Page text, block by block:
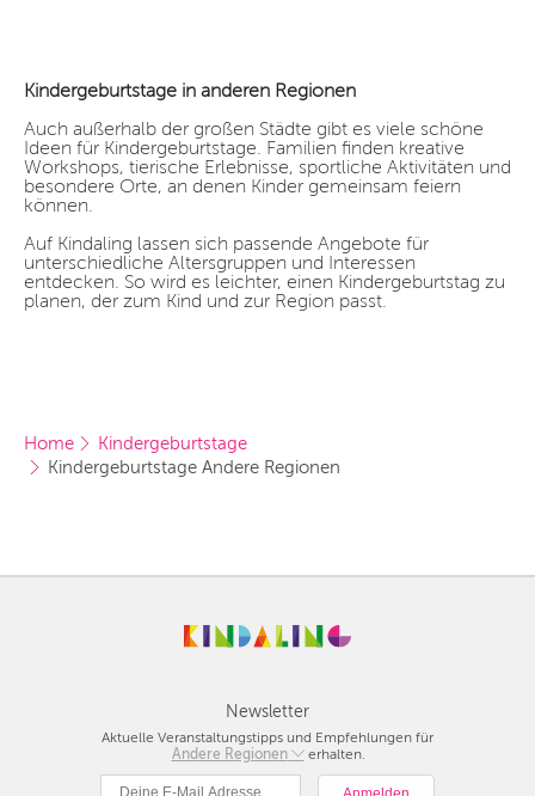
Kindergeburtstage in anderen Regionen
Auch außerhalb der großen Städte gibt es viele schöne
Ideen für Kindergeburtstage. Familien finden kreative
Workshops, tierische Erlebnisse, sportliche Aktivitäten und
besondere Orte, an denen Kinder gemeinsam feiern
können.
Auf Kindaling lassen sich passende Angebote für
unterschiedliche Altersgruppen und Interessen
entdecken. So wird es leichter, einen Kindergeburtstag zu
planen, der zum Kind und zur Region passt.
Home
Kindergeburtstage
Kindergeburtstage Andere Regionen
Newsletter
Aktuelle Veranstaltungstipps und Empfehlungen für
Andere Regionen
Berlin
erhalten.